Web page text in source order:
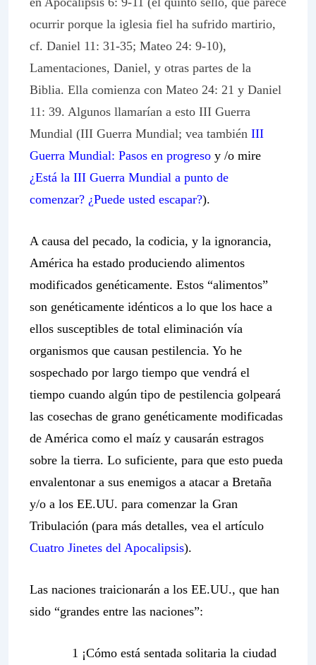
ocurrir porque la iglesia fiel ha sufrido martirio,
cf. Daniel 11: 31-35; Mateo 24: 9-10),
Lamentaciones, Daniel, y otras partes de la
Biblia. Ella comienza con Mateo 24: 21 y Daniel
11: 39. Algunos llamarían a esto III Guerra
Mundial (III Guerra Mundial; vea también III
Guerra Mundial: Pasos en progreso y /o mire
¿Está la III Guerra Mundial a punto de
comenzar? ¿Puede usted escapar?).
A causa del pecado, la codicia, y la ignorancia,
América ha estado produciendo alimentos
modificados genéticamente. Estos “alimentos”
son genéticamente idénticos a lo que los hace a
ellos susceptibles de total eliminación vía
organismos que causan pestilencia. Yo he
sospechado por largo tiempo que vendrá el
tiempo cuando algún tipo de pestilencia golpeará
las cosechas de grano genéticamente modificadas
de América como el maíz y causarán estragos
sobre la tierra. Lo suficiente, para que esto pueda
envalentonar a sus enemigos a atacar a Bretaña
y/o a los EE.UU. para comenzar la Gran
Tribulación (para más detalles, vea el artículo
Cuatro Jinetes del Apocalipsis).
Las naciones traicionarán a los EE.UU., que han
sido “grandes entre las naciones”:
1 ¡Cómo está sentada solitaria la ciudad